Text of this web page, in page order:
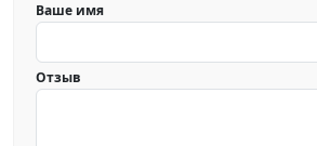
Ваше имя
Отзыв